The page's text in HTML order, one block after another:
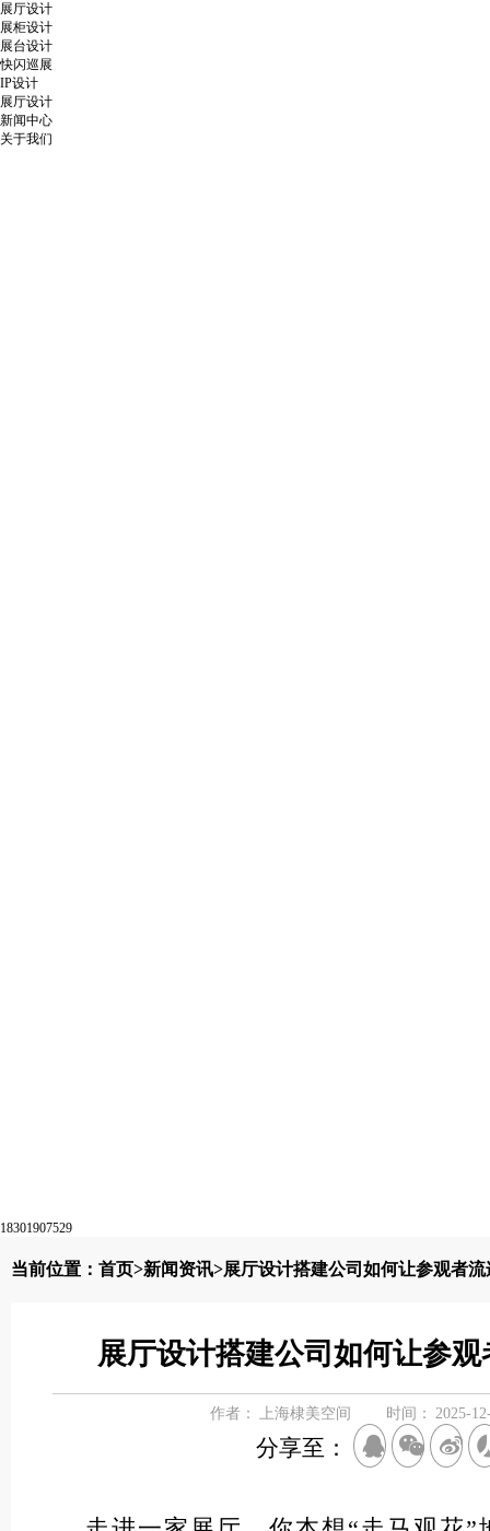
展厅设计
展柜设计
展台设计
快闪巡展
IP设计
展厅设计
新闻中心
关于我们
18301907529
当前位置： 首页>新闻资讯>展厅设计搭建公司如何让参观者流
展厅设计搭建公司如何让参
作者： 上海棣美空间 时间： 2025-
分享至：